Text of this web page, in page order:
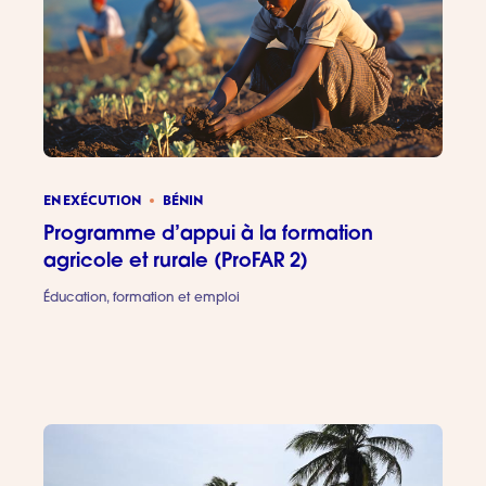
EN EXÉCUTION BÉNIN
Programme d’appui à la formation
agricole et rurale (ProFAR 2)
Éducation, formation et emploi